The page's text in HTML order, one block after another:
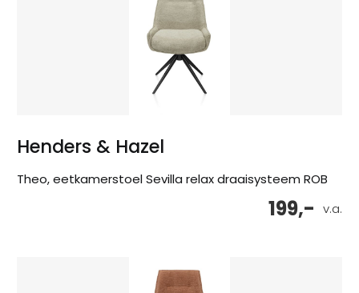
Henders & Hazel
Theo, eetkamerstoel Sevilla relax draaisysteem ROB
v.a.
199,-